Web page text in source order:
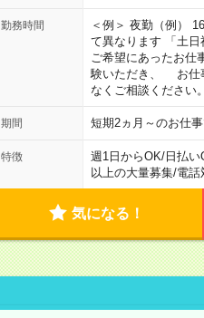
勤務時間
＜例＞ 夜勤（例）
て異なります 「土
ご希望にあったお
験いただき、 お仕
なくご相談ください。
期間 短期2ヵ月～のお仕
特徴 週1日からOK/日払い
以上の大量募集/電話
気になる！